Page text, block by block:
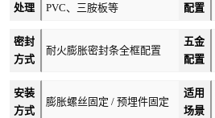
处理
PVC、三胺板等
配置
密封
方式
耐火膨胀密封条全框配置
五金
配置
安装
方式
膨胀螺丝固定 / 预埋件固定
适用
场景